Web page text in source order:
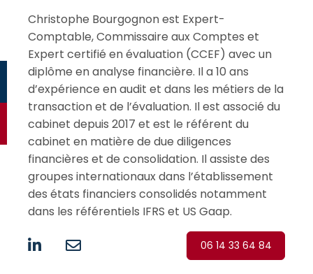
Christophe Bourgognon est Expert-
Comptable, Commissaire aux Comptes et
Expert certifié en évaluation (CCEF) avec un
diplôme en analyse financière. Il a 10 ans
d’expérience en audit et dans les métiers de la
transaction et de l’évaluation. Il est associé du
cabinet depuis 2017 et est le référent du
cabinet en matière de due diligences
financières et de consolidation. Il assiste des
groupes internationaux dans l’établissement
des états financiers consolidés notamment
dans les référentiels IFRS et US Gaap.
06 14 33 64 84